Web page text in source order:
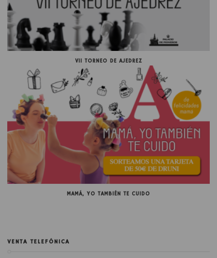
VII TORNEO DE AJEDREZ
MAMÁ, YO TAMBIÉN TE CUIDO
VENTA TELEFÓNICA